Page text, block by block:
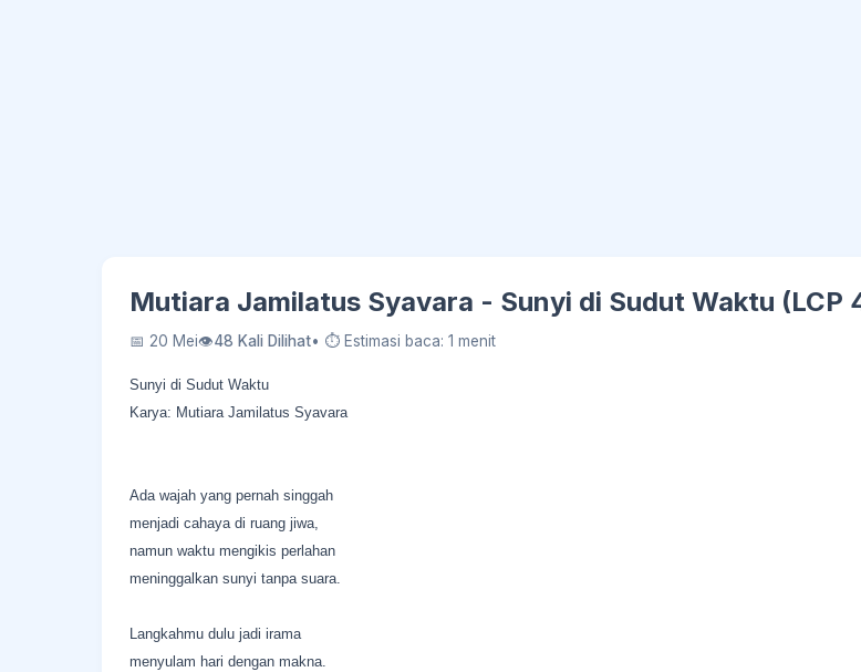
Mutiara Jamilatus Syavara - Sunyi di Sudut Waktu (LCP
📅 20 Mei👁48 Kali Dilihat• ⏱ Estimasi baca: 1 menit
Sunyi di Sudut Waktu
Karya: Mutiara Jamilatus Syavara
Ada wajah yang pernah singgah
menjadi cahaya di ruang jiwa,
namun waktu mengikis perlahan
meninggalkan sunyi tanpa suara.
Langkahmu dulu jadi irama
menyulam hari dengan makna.